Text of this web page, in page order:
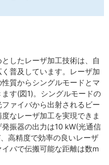
したレーザ加工技術は、自
普及しています。レーザ加
質からシングルモードとマ
す(図1)。シングルモードの
ァイバから出射されるビー
なレーザ加工を実現できま
振器の出力は10 kW(光通信
高精度で効率の良いレーザ
バで伝搬可能な距離は数m